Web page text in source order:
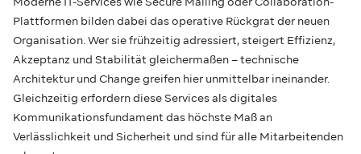
Plattformen bilden dabei das operative Rückgrat der neuen
Organisation. Wer sie frühzeitig adressiert, steigert Effizienz,
Akzeptanz und Stabilität gleichermaßen – technische
Architektur und Change greifen hier unmittelbar ineinander.
Gleichzeitig erfordern diese Services als digitales
Kommunikationsfundament das höchste Maß an
Verlässlichkeit und Sicherheit und sind für alle Mitarbeitenden